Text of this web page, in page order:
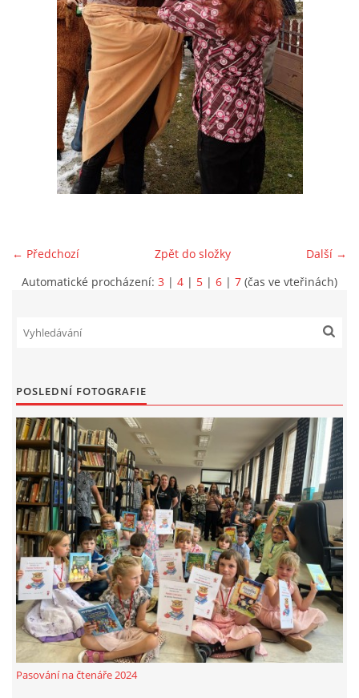
VIDEA Z DRONU
STREET ART
"KNIHOBUDKY"
ČASOSBĚRY - CHRÁŠŤANY
E-KNIHY DO KAŽDÉ KNIHOVNY
FREE WIFI
VÝZNAČNÍ RODÁCI
FOTOALBUM
PODĚKOVÁNÍ
NAPSALI O NÁS....
SLUŽBY
← Předchozí Další →
Zpět do složky
Automatické procházení: 3 | 4 | 5 | 6 | 7 (čas ve vteřinách)
POSLEDNÍ FOTOGRAFIE
Pasování na čtenáře 2024